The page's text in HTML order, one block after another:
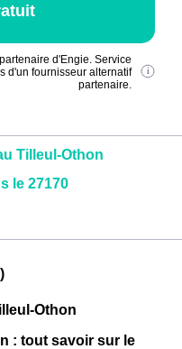
d'Engie. Service
d'un fournisseur alternatif
partenaire.
Tilleul-Othon
le 27170
Othon
: tout savoir sur le